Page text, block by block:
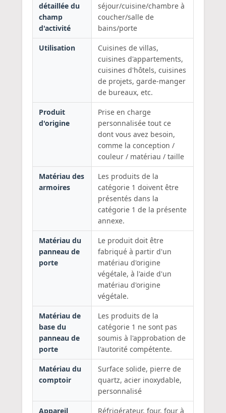
détaillée du
champ
d'activité
séjour/cuisine/chambre à
coucher/salle de
bains/porte
Utilisation
Cuisines de villas,
cuisines d'appartements,
cuisines d'hôtels, cuisines
de projets, garde-manger
de bureaux, etc.
Produit
d'origine
Prise en charge
personnalisée tout ce
dont vous avez besoin,
comme la conception /
couleur / matériau / taille
Matériau des
armoires
Les produits de la
catégorie 1 doivent être
présentés dans la
catégorie 1 de la présente
annexe.
Matériau du
panneau de
porte
Le produit doit être
fabriqué à partir d'un
matériau d'origine
végétale, à l'aide d'un
matériau d'origine
végétale.
Matériau de
base du
panneau de
porte
Les produits de la
catégorie 1 ne sont pas
soumis à l'approbation de
l'autorité compétente.
Matériau du
comptoir
Surface solide, pierre de
quartz, acier inoxydable,
personnalisé
Appareil
Réfrigérateur, four, four à